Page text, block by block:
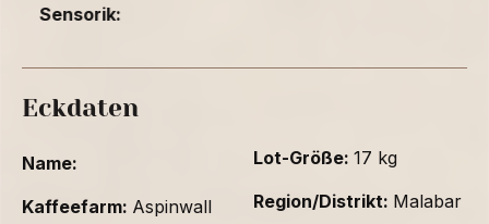
Sensorik:
Eckdaten
Name:
Kaffeefarm: Aspinwall
Lot-Größe: 17 kg
Region/Distrikt: Malabar